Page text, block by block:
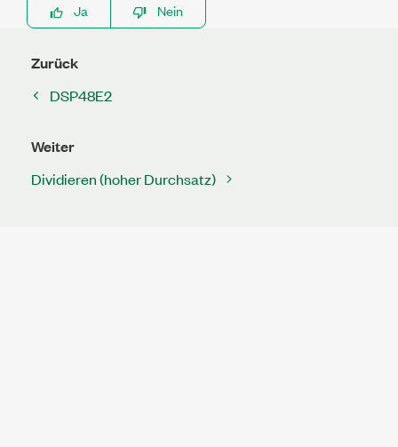
Ja
Nein
Zurück
DSP48E2
Weiter
Dividieren (hoher Durchsatz)